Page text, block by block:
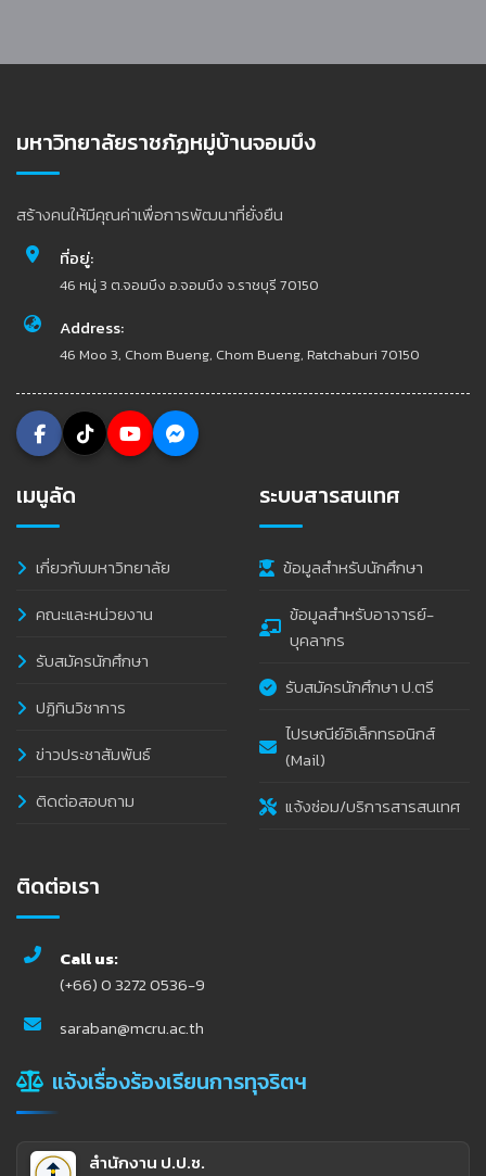
มหาวิทยาลัยราชภัฏหมู่บ้านจอมบึง
สร้างคนให้มีคุณค่าเพื่อการพัฒนาที่ยั่งยืน
ที่อยู่:
46 หมู่ 3 ต.จอมบึง อ.จอมบึง จ.ราชบุรี 70150
Address:
46 Moo 3, Chom Bueng, Chom Bueng, Ratchaburi 70150
เมนูลัด
เกี่ยวกับมหาวิทยาลัย
คณะและหน่วยงาน
รับสมัครนักศึกษา
ปฏิทินวิชาการ
ข่าวประชาสัมพันธ์
ติดต่อสอบถาม
ระบบสารสนเทศ
ข้อมูลสำหรับนักศึกษา
ข้อมูลสำหรับอาจารย์-
บุคลากร
รับสมัครนักศึกษา ป.ตรี
ไปรษณีย์อิเล็กทรอนิกส์
(Mail)
แจ้งซ่อม/บริการสารสนเทศ
ติดต่อเรา
Call us:
(+66) 0 3272 0536-9
saraban@mcru.ac.th
แจ้งเรื่องร้องเรียนการทุจริตฯ
สำนักงาน ป.ป.ช.